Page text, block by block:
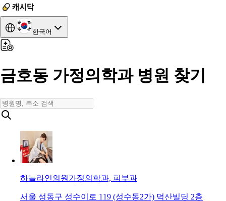
한국어
금호동 가정의학과 병원 찾기
하늘라인의원 가정의학과, 피부과
서울 성동구 성수이로 119 (성수동2가) 덕산빌딩 2층